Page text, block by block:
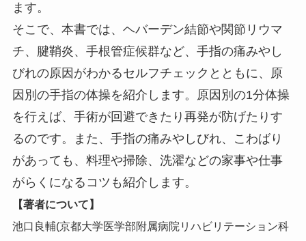
ます。
そこで、本書では、ヘバーデン結節や関節リウマ
チ、腱鞘炎、手根管症候群など、手指の痛みやし
びれの原因がわかるセルフチェックとともに、原
因別の手指の体操を紹介します。原因別の1分体操
を行えば、手術が回避できたり再発が防げたりす
るのです。また、手指の痛みやしびれ、こわばり
があっても、料理や掃除、洗濯などの家事や仕事
がらくになるコツも紹介します。
【著者について】
池口良輔(京都大学医学部附属病院リハビリテーション科